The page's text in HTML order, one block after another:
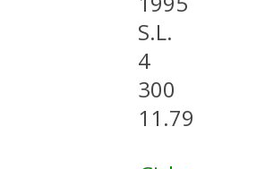
S.L.
4
300
11.79